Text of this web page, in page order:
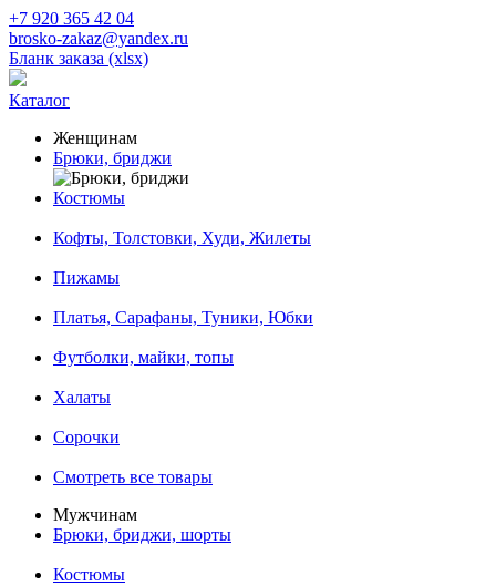
+7 920 365 42 04
brosko-zakaz@yandex.ru
Бланк заказа (xlsx)
Каталог
Женщинам
Брюки, бриджи
Костюмы
Кофты, Толстовки, Худи, Жилеты
Пижамы
Платья, Сарафаны, Туники, Юбки
Футболки, майки, топы
Халаты
Сорочки
Смотреть все товары
Мужчинам
Брюки, бриджи, шорты
Костюмы